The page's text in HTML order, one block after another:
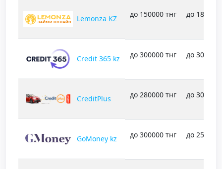
Lemonza KZ до 150000 тнг до 1800
Credit 365 kz до 300000 тнг до 30
CreditPlus до 280000 тнг до 30
GoMoney kz до 300000 тнг до 25